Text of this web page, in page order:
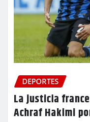
DEPORTES
La justicia
Achraf Hakimi